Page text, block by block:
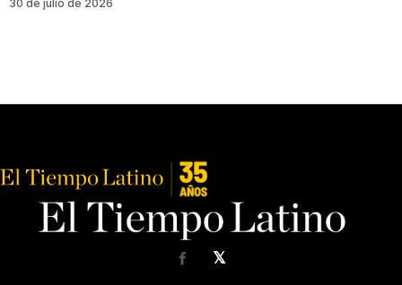
30 de julio de 2026
𝕏
Facebook